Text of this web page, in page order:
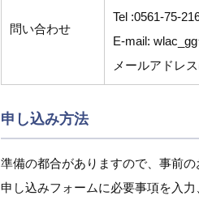
問い合わせ
Tel :0561-75-
E-mail:
メールアドレ
申し込み方法
準備の都合がありますので、事前の
申し込みフォームに必要事項を入力